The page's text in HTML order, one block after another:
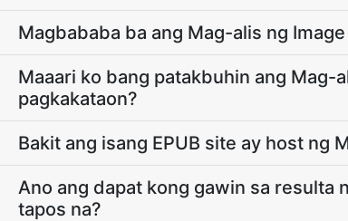
Magbababa ba ang Mag-alis ng
Maaari ko bang patakbuhin ang Mag-
pagkakataon?
Bakit ang isang EPUB site ay host ng
Ano ang dapat kong gawin sa resulta
tapos na?